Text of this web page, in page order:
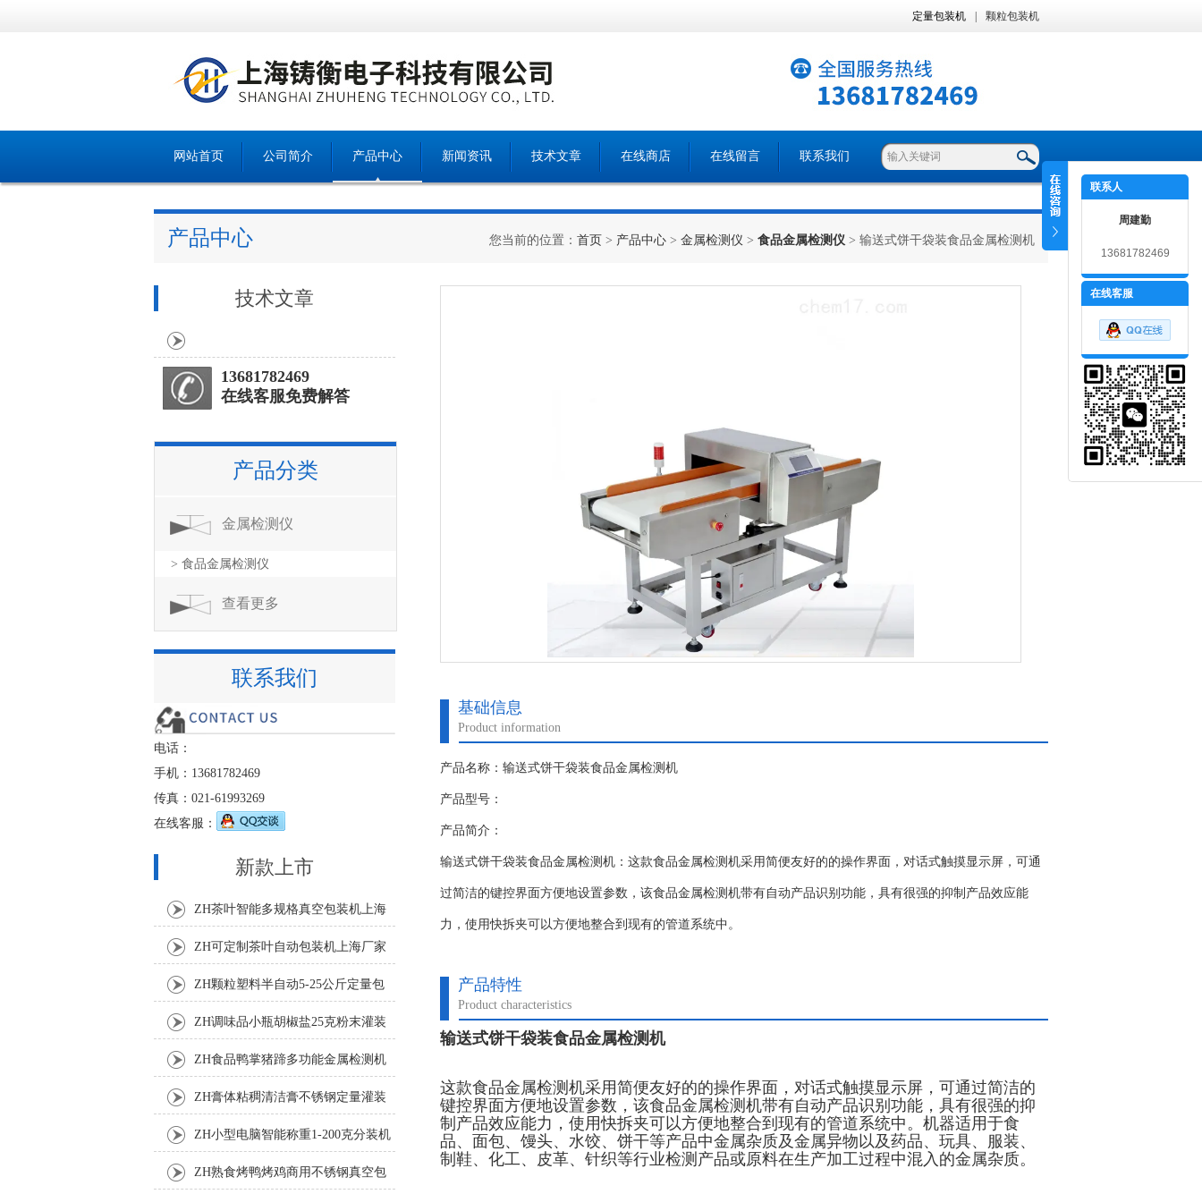
定量包装机 颗粒包装机
网站首页 公司简介 产品中心 新闻资讯 技术文章 在线商店 在线留言 联系我们
产品中心 您当前的位置： 首页 > 产品中心 > 金属检测仪 > 食品金属检测仪 > 输送式饼干袋装食品金属检测机
基础信息
Product information
产品名称：输送式饼干袋装食品金属检测机
产品型号：
产品简介：
输送式饼干袋装食品金属检测机：这款食品金属检测机​采用简便友好的的操作界面，对话式触摸显示屏，可通
过简洁的键控界面方便地设置参数，该食品金属检测机带有自动产品识别功能，具有很强的抑制产品效应能
力，使用快拆夹可以方便地整合到现有的管道系统中。
产品特性
Product characteristics
输送式饼干袋装食品金属检测机
这款食品金属检测机采用简便友好的的操作界面，对话式触摸显示屏，可通过简洁的
键控界面方便地设置参数，该食品金属检测机带有自动产品识别功能，具有很强的抑
制产品效应能力，使用快拆夹可以方便地整合到现有的管道系统中。机器适用于食
品、面包、馒头、水饺、饼干等产品中金属杂质及金属异物以及药品、玩具、服装、
制鞋、化工、皮革、针织等行业检测产品或原料在生产加工过程中混入的金属杂质。
技术文章
13681782469
在线客服免费解答
产品分类
金属检测仪
> 食品金属检测仪
查看更多
联系我们
电话：
手机：13681782469
传真：021-61993269
在线客服：
新款上市
ZH茶叶智能多规格真空包装机上海
厂家 ZH可定制茶叶自动包装机上海厂家
ZH颗粒塑料半自动5-25公斤定量包
装机 ZH调味品小瓶胡椒盐25克粉末灌装
ZH食品鸭掌猪蹄多功能金属检测机
ZH膏体粘稠清洁膏不锈钢定量灌装
机厂家 ZH小型电脑智能称重1-200克分装机
ZH熟食烤鸭烤鸡商用不锈钢真空包
联系人
周建勤
13681782469
在线客服